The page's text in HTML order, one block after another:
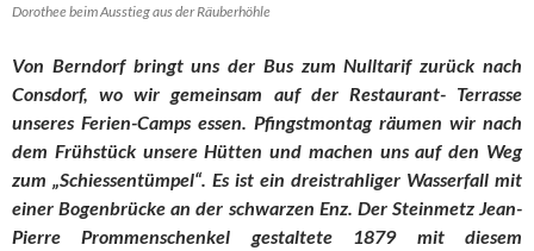
Dorothee beim Ausstieg aus der Räuberhöhle
Von Berndorf bringt uns der Bus zum Nulltarif zurück nach
Consdorf, wo wir gemeinsam auf der Restaurant- Terrasse
unseres Ferien-Camps essen. Pfingstmontag räumen wir nach
dem Frühstück unsere Hütten und machen uns auf den Weg
zum „Schiessentümpel“. Es ist ein dreistrahliger Wasserfall mit
einer Bogenbrücke an der schwarzen Enz. Der Steinmetz Jean-
Pierre Prommenschenkel gestaltete 1879 mit diesem